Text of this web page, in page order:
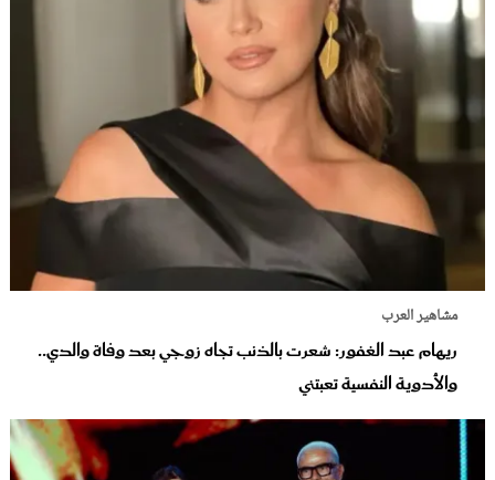
مشاهير العرب
ريهام عبد الغفور: شعرت بالذنب تجاه زوجي بعد وفاة والدي..
والأدوية النفسية تعبتني